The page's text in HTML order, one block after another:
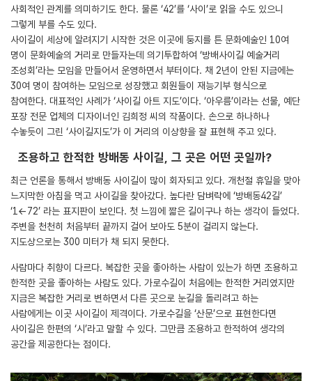
사회적인 관계를 의미하기도 한다. 물론 ‘42’를 ‘사이’로 읽을 수도 있으니
그렇게 부를 수도 있다.
사이길이 세상에 알려지기 시작한 것은 이곳에 둥지를 튼 문화예술인 10여
명이 문화예술의 거리로 만들자는데 의기투합하여 ‘방배사이길 예술거리
조성회’라는 모임을 만들어서 운영하면서 부터이다. 채 2년이 안된 지금에는
30여 명이 참여하는 모임으로 성장했고 회원들이 재능기부 형식으로
참여한다. 대표적인 사례가 ‘사이길 아트 지도’이다. ‘아우름’이라는 선물, 예단
포장 전문 업체의 디자이너인 김희정 씨의 작품이다. 손으로 하나하나
수놓듯이 그린 ‘사이길지도’가 이 거리의 이상향을 잘 표현해 주고 있다.
조용하고 한적한 방배동 사이길, 그 곳은 어떤 곳일까?
최근 언론을 통해서 방배동 사이길이 많이 회자되고 있다. 개천절 휴일을 맞아
느지막한 아침을 먹고 사이길을 찾아갔다. 높다란 담벼락에 ‘방배동42길’
‘1←72’ 라는 표지판이 보인다. 첫 느낌에 짧은 길이구나 하는 생각이 들었다.
주변을 천천히 처음부터 끝까지 걸어 보아도 5분이 걸리지 않는다.
지도상으로는 300 미터가 채 되지 못한다.
사람마다 취향이 다르다. 복잡한 곳을 좋아하는 사람이 있는가 하면 조용하고
한적한 곳을 좋아하는 사람도 있다. 가로수길이 처음에는 한적한 거리였지만
지금은 복잡한 거리로 변하면서 다른 곳으로 눈길을 돌리려고 하는
사람에게는 이곳 사이길이 제격이다. 가로수길을 ‘산문’으로 표현한다면
사이길은 한편의 ‘시’라고 말할 수 있다. 그만큼 조용하고 한적하여 생각의
공간을 제공한다는 점이다.